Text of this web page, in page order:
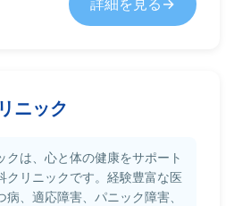
詳細を見る
ニック
クは、心と体の健康をサポート
クリニックです。経験豊富な医
、適応障害、パニック障害、